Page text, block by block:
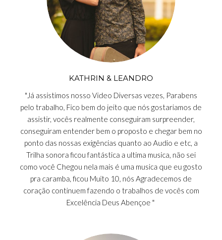
KATHRIN & LEANDRO
"Já assistimos nosso Video Diversas vezes, Parabens
pelo trabalho, Fico bem do jeito que nós gostariamos de
assistir, vocês realmente conseguiram surpreender,
conseguiram entender bem o proposto e chegar bem no
ponto das nossas exigências quanto ao Audio e etc, a
Trilha sonora ficou fantástica a ultima musica, não sei
como você Chegou nela mais é uma musica que eu gosto
pra caramba, ficou Muito 10, nós Agradecemos de
coração continuem fazendo o trabalhos de vocês com
Excelência Deus Abençoe "